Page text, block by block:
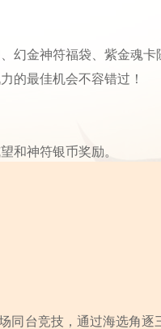
幻金神符福袋、紫金魂卡
的最佳机会不容错过！
和神符银币奖励。
同台竞技，通过海选角逐